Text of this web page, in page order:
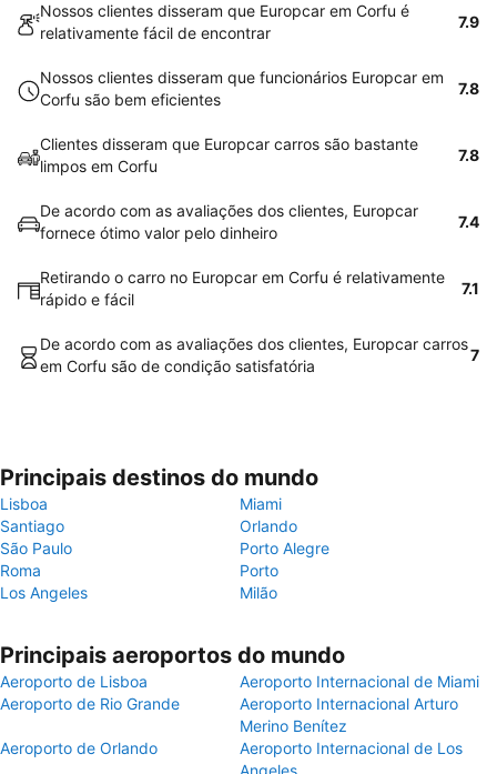
Nossos clientes disseram que Europcar em Corfu é
relativamente fácil de encontrar
7.9
Nossos clientes disseram que funcionários Europcar em
Corfu são bem eficientes
7.8
Clientes disseram que Europcar carros são bastante
limpos em Corfu
7.8
De acordo com as avaliações dos clientes, Europcar
fornece ótimo valor pelo dinheiro
7.4
Retirando o carro no Europcar em Corfu é relativamente
rápido e fácil
7.1
De acordo com as avaliações dos clientes, Europcar carros
em Corfu são de condição satisfatória
7
Principais destinos do mundo
Lisboa
Miami
Santiago
Orlando
São Paulo
Porto Alegre
Roma
Porto
Los Angeles
Milão
Principais aeroportos do mundo
Aeroporto de Lisboa
Aeroporto Internacional de Miami
Aeroporto de Rio Grande
Aeroporto Internacional Arturo
Merino Benítez
Aeroporto de Orlando
Aeroporto Internacional de Los
Angeles